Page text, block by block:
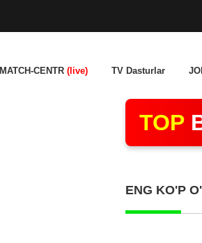
MATCH-CENTR (live) TV Dasturlar
TOP
ENG KO'P